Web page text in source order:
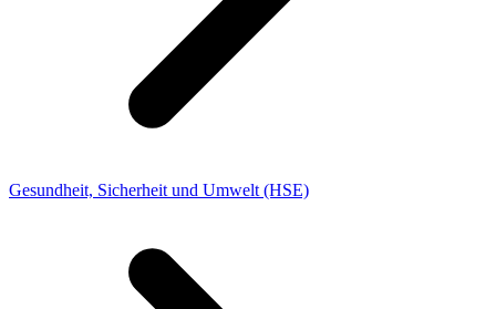
Gesundheit, Sicherheit und Umwelt (HSE)